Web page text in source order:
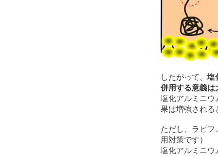
したがって、 塩
併用する意義は
塩化アルミニウ
果は増強される
ただし、ラピ
用対策です）
塩化アルミニウ